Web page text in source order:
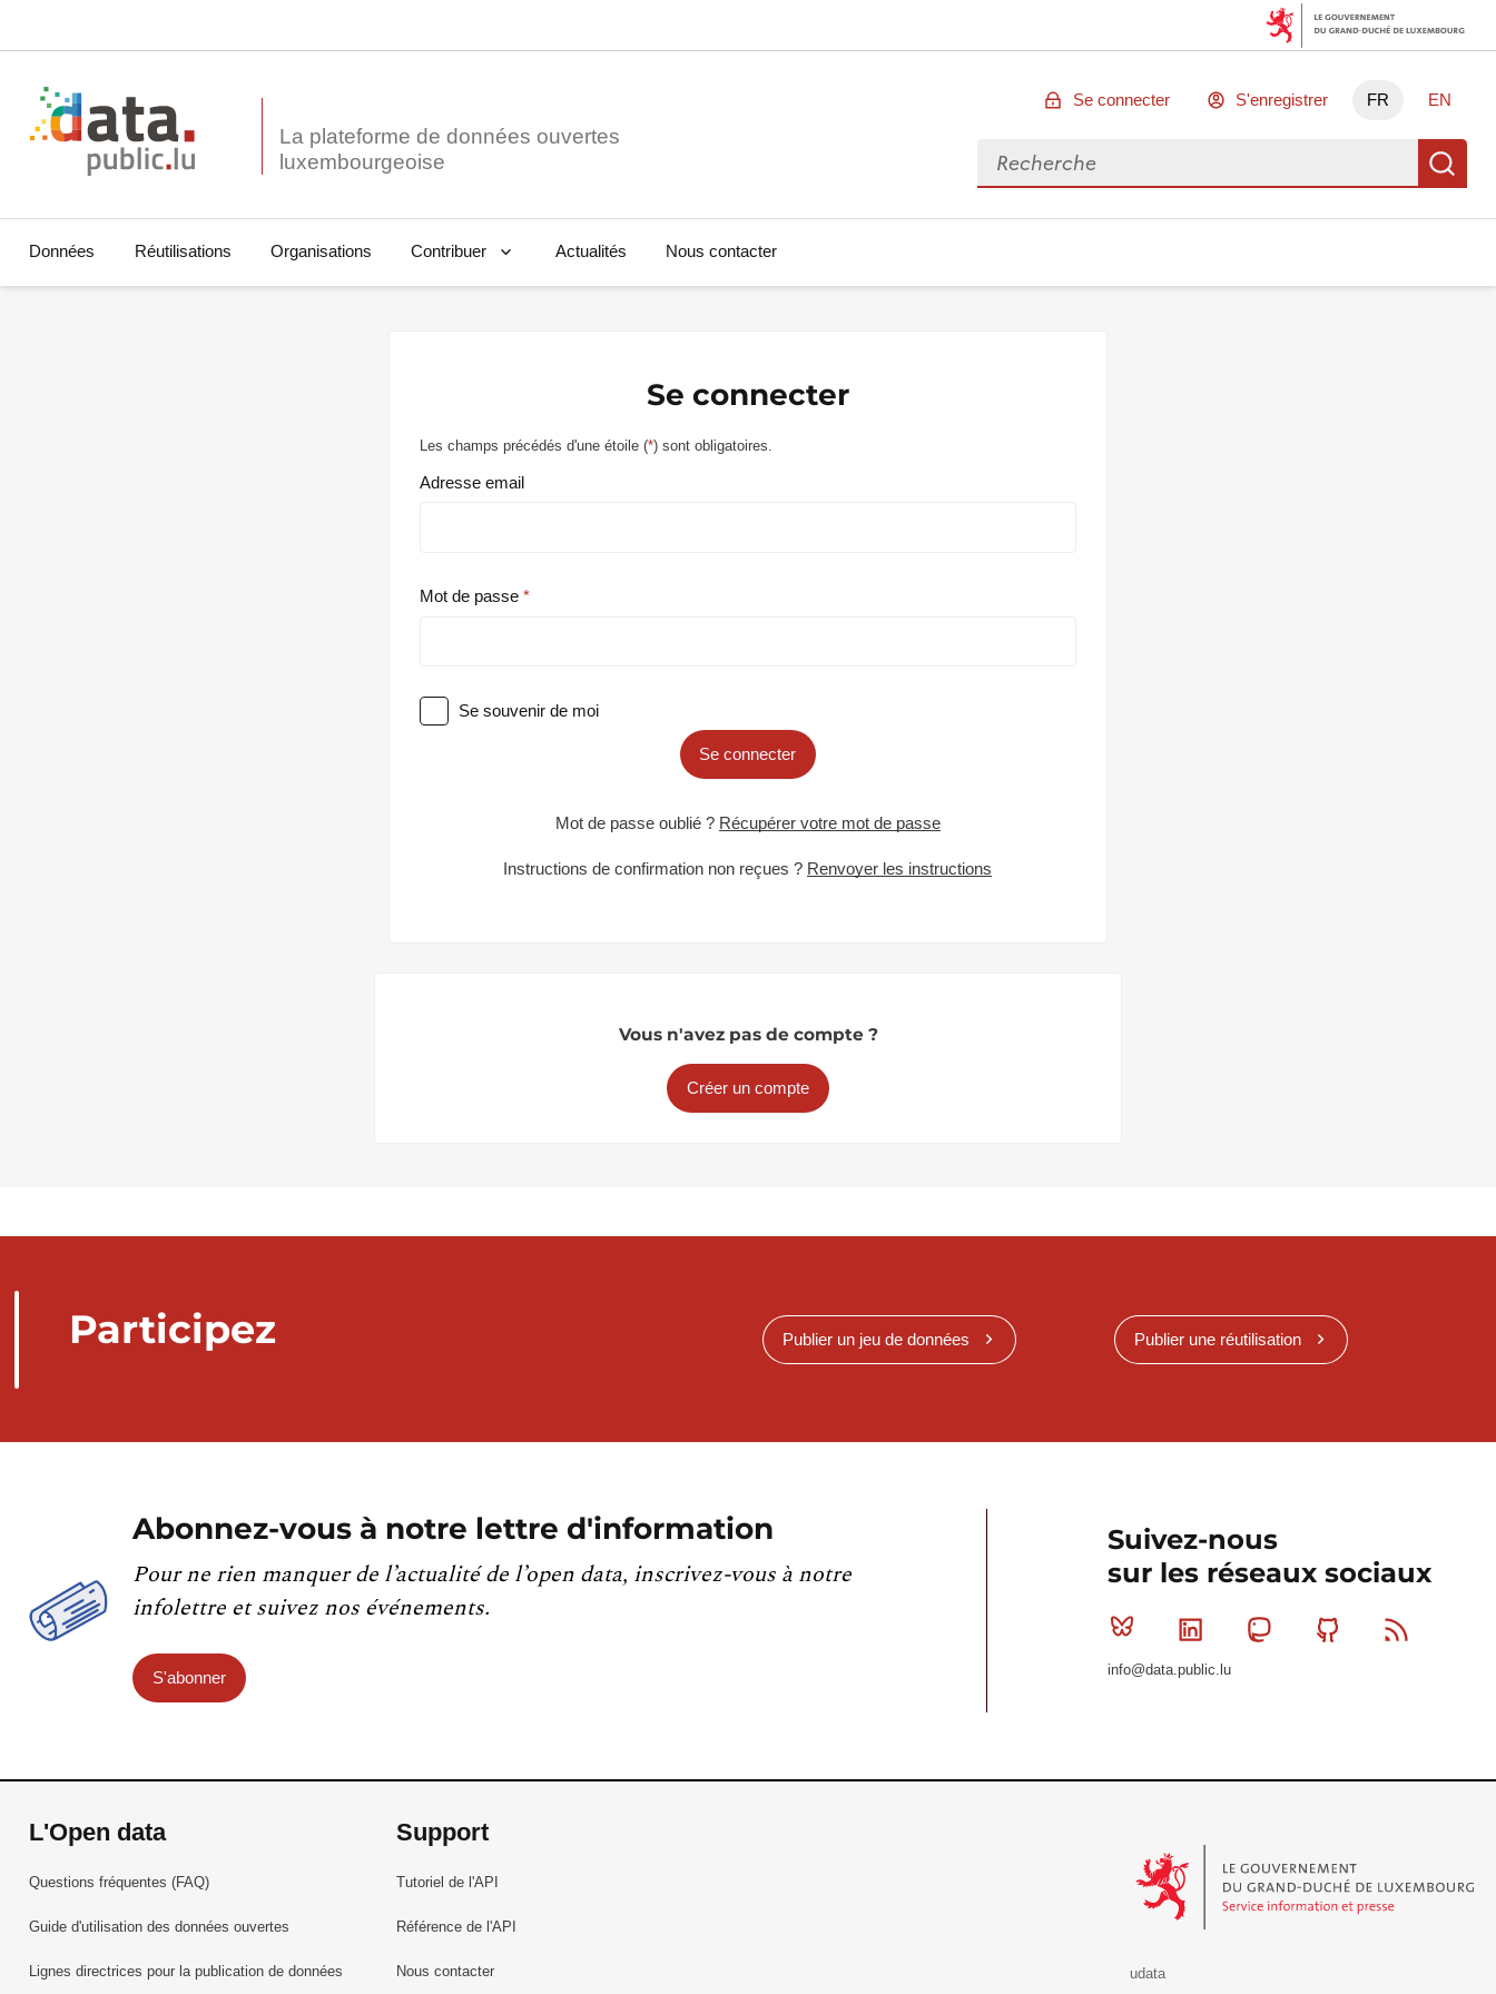
La plateforme de données ouvertes
Se connecter S'enregistrer FR EN
Rechercher des données
Données Réutilisations Organisations Contribuer Actualités Nous contacter
Se connecter
Les champs précédés d'une étoile (*) sont obligatoires.
Adresse email
Mot de passe
Se souvenir de moi
Se connecter
Mot de passe oublié ? Récupérer votre mot de passe
Instructions de confirmation non reçues ? Renvoyer les instructions
Vous n'avez pas de compte ?
Créer un compte
Participez Publier un jeu de données Publier une réutilisation
Abonnez-vous à notre lettre d'information
Pour ne rien manquer de l’actualité de l’open data, inscrivez-vous à notre
infolettre et suivez nos événements.
S'abonner
Suivez-nous
sur les réseaux sociaux
Bluesky Linkedin MastodonGithub
info@data.public.lu
L'Open data
Questions fréquentes (FAQ)
Guide d'utilisation des données ouvertes
Lignes directrices pour la publication de données
Support
Tutoriel de l'API
Référence de l'API
Nous contacter
udata